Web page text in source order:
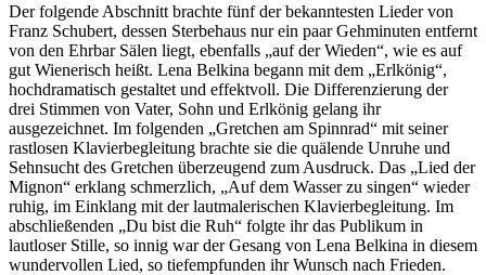
Der folgende Abschnitt brachte fünf der bekanntesten Lieder von
Franz Schubert, dessen Sterbehaus nur ein paar Gehminuten entfernt
von den Ehrbar Sälen liegt, ebenfalls „auf der Wieden“, wie es auf
gut Wienerisch heißt. Lena Belkina begann mit dem „Erlkönig“,
hochdramatisch gestaltet und effektvoll. Die Differenzierung der
drei Stimmen von Vater, Sohn und Erlkönig gelang ihr
ausgezeichnet. Im folgenden „Gretchen am Spinnrad“ mit seiner
rastlosen Klavierbegleitung brachte sie die quälende Unruhe und
Sehnsucht des Gretchen überzeugend zum Ausdruck. Das „Lied der
Mignon“ erklang schmerzlich, „Auf dem Wasser zu singen“ wieder
ruhig, im Einklang mit der lautmalerischen Klavierbegleitung. Im
abschließenden „Du bist die Ruh“ folgte ihr das Publikum in
lautloser Stille, so innig war der Gesang von Lena Belkina in diesem
wundervollen Lied, so tiefempfunden ihr Wunsch nach Frieden.